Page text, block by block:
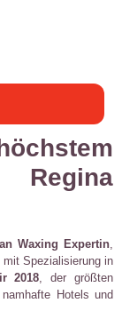
Waxing Expertin,
Spezialisierung in
2018, der größten
Hotels und